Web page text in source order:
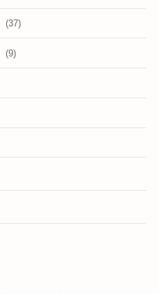
(37)
(9)